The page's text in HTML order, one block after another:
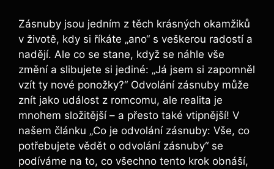
Zásnuby jsou jedním z těch krásných okamžiků
v životě, kdy si říkáte „ano“ s veškerou radostí a
nadějí. Ale co se stane, když se náhle vše
změní a slibujete si jediné: „Já jsem si zapomněl
vzít ty nové ponožky?“ Odvolání zásnuby může
znít jako událost z romcomu, ale realita je
mnohem složitější – a přesto také vtipnější! V
našem článku „Co je odvolání zásnuby: Vše, co
potřebujete vědět o odvolání zásnuby“ se
podíváme na to, co všechno tento krok obnáší,